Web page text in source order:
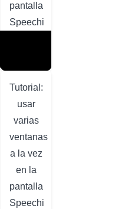
pantalla
Speechi
Tutorial:
usar
varias
ventanas
a la vez
en la
pantalla
Speechi